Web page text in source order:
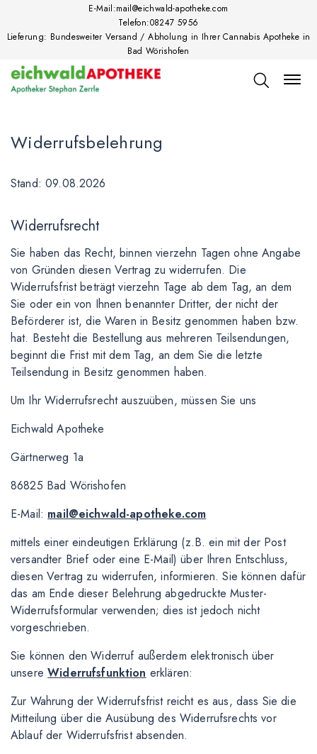
E-Mail:mail@eichwald-apotheke.com
Telefon:08247 5956
Lieferung: Bundesweiter Versand / Abholung in Ihrer Cannabis Apotheke in
Bad Wörishofen
Widerrufsbelehrung
Stand: 09.08.2026
Widerrufsrecht
Sie haben das Recht, binnen vierzehn Tagen ohne Angabe
von Gründen diesen Vertrag zu widerrufen. Die
Widerrufsfrist beträgt vierzehn Tage ab dem Tag, an dem
Sie oder ein von Ihnen benannter Dritter, der nicht der
Beförderer ist, die Waren in Besitz genommen haben bzw.
hat. Besteht die Bestellung aus mehreren Teilsendungen,
beginnt die Frist mit dem Tag, an dem Sie die letzte
Teilsendung in Besitz genommen haben.
Um Ihr Widerrufsrecht auszuüben, müssen Sie uns
Eichwald Apotheke
Gärtnerweg 1a
86825 Bad Wörishofen
E-Mail: mail@eichwald-apotheke.com
mittels einer eindeutigen Erklärung (z.B. ein mit der Post
versandter Brief oder eine E-Mail) über Ihren Entschluss,
diesen Vertrag zu widerrufen, informieren. Sie können dafür
das am Ende dieser Belehrung abgedruckte Muster-
Widerrufsformular verwenden; dies ist jedoch nicht
vorgeschrieben.
Sie können den Widerruf außerdem elektronisch über
unsereWiderrufsfunktion erklären:
Zur Wahrung der Widerrufsfrist reicht es aus, dass Sie die
Mitteilung über die Ausübung des Widerrufsrechts vor
Ablauf der Widerrufsfrist absenden.